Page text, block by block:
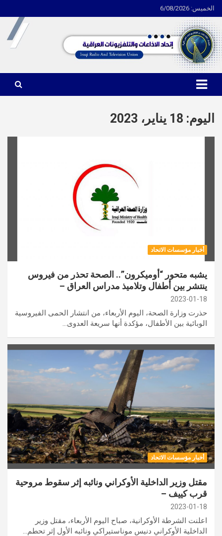
الخميس: 6/08/2026
Skip
to
content
اتحاد الاذاعات والتلفزيونات العراقية
اليوم: 18 يناير، 2023
أخبار مؤسسات الاتحاد
يشبه متحور “أوميكرون”.. الصحة تحذر من فيروس
ينتشر بين أطفال وتلاميذ مدراس العراق –
2023-01-18
حذرت وزارة الصحة، اليوم الأربعاء، من انتشار الحمى الفيروسية
الوبائية بين الأطفال، مؤكدة أنها سريعة العدوى…
أخبار مؤسسات الاتحاد
مقتل وزير الداخلية الأوكراني ونائبه إثر سقوط مروحية
قرب كييف –
2023-01-18
اعلنت الشرطة الأوكرانية، صباح اليوم الأربعاء، مقتل وزير
الداخلية الأوكراني دنيس موناستيراكي ونائبه الأول إثر تحطم…